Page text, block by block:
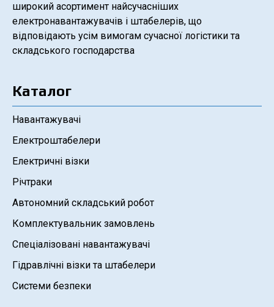
широкий асортимент найсучасніших
електронавантажувачів і штабелерів, що
відповідають усім вимогам сучасної логістики та
складського господарства
Каталог
Навантажувачі
Електроштабелери
Електричні візки
Річтраки
Автономний складський робот
Комплектувальник замовлень
Спеціалізовані навантажувачі
Гідравлічні візки та штабелери
Системи безпеки